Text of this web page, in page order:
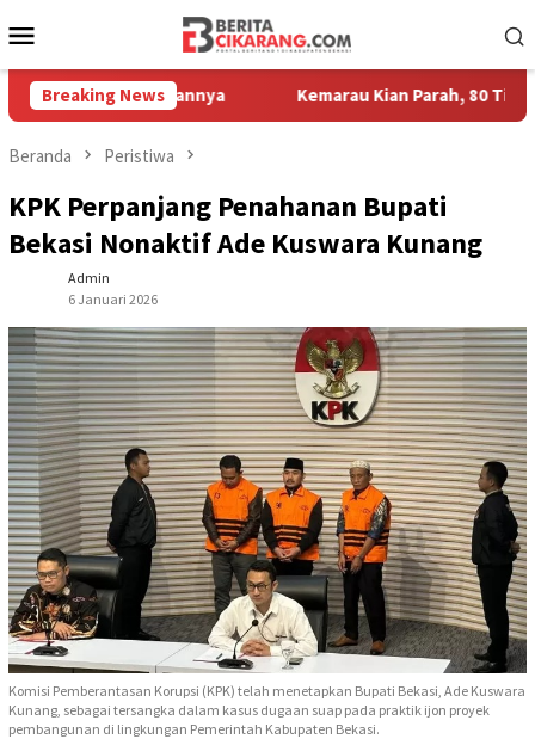
ke
Mobile
Breaking News Kemarau Kian Parah, 80 Titik di
Beranda Peristiwa
KPK Perpanjang Penahanan Bupati
Bekasi Nonaktif Ade Kuswara Kunang
Admin
6 Januari 2026
Komisi Pemberantasan Korupsi (KPK) telah menetapkan Bupati Bekasi, Ade Kuswara
Kunang, sebagai tersangka dalam kasus dugaan suap pada praktik ijon proyek
pembangunan di lingkungan Pemerintah Kabupaten Bekasi.